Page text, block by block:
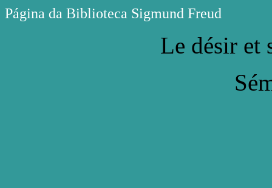
Página da Biblioteca Sigmund Freud
Le désir et